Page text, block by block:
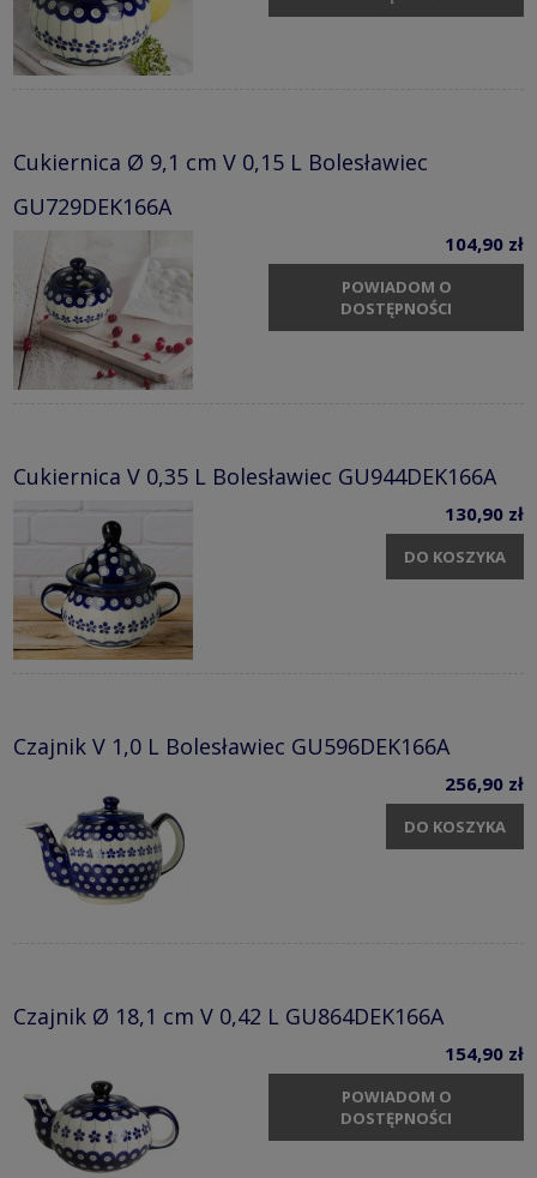
Cukiernica Ø 9,1 cm V 0,15 L Bolesławiec
GU729DEK166A
104,90 zł
POWIADOM O
DOSTĘPNOŚCI
Cukiernica V 0,35 L Bolesławiec GU944DEK166A
130,90 zł
DO KOSZYKA
Czajnik V 1,0 L Bolesławiec GU596DEK166A
256,90 zł
DO KOSZYKA
Czajnik Ø 18,1 cm V 0,42 L GU864DEK166A
154,90 zł
POWIADOM O
DOSTĘPNOŚCI